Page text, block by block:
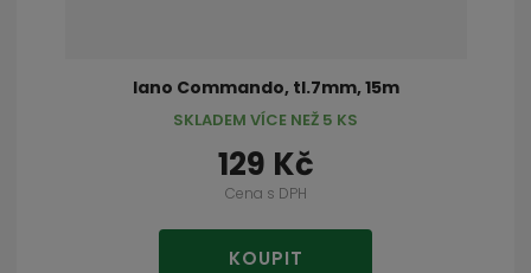
lano Commando, tl.7mm, 15m
129 Kč
Cena s DPH
KOUPIT
SKLADEM VÍCE NEŽ 5 KS